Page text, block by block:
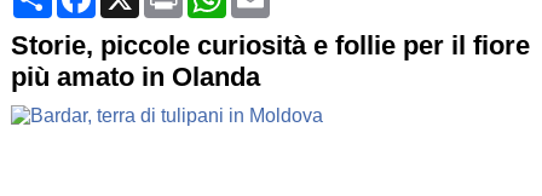
Storie, piccole curiosità e follie per il fiore
più amato in Olanda